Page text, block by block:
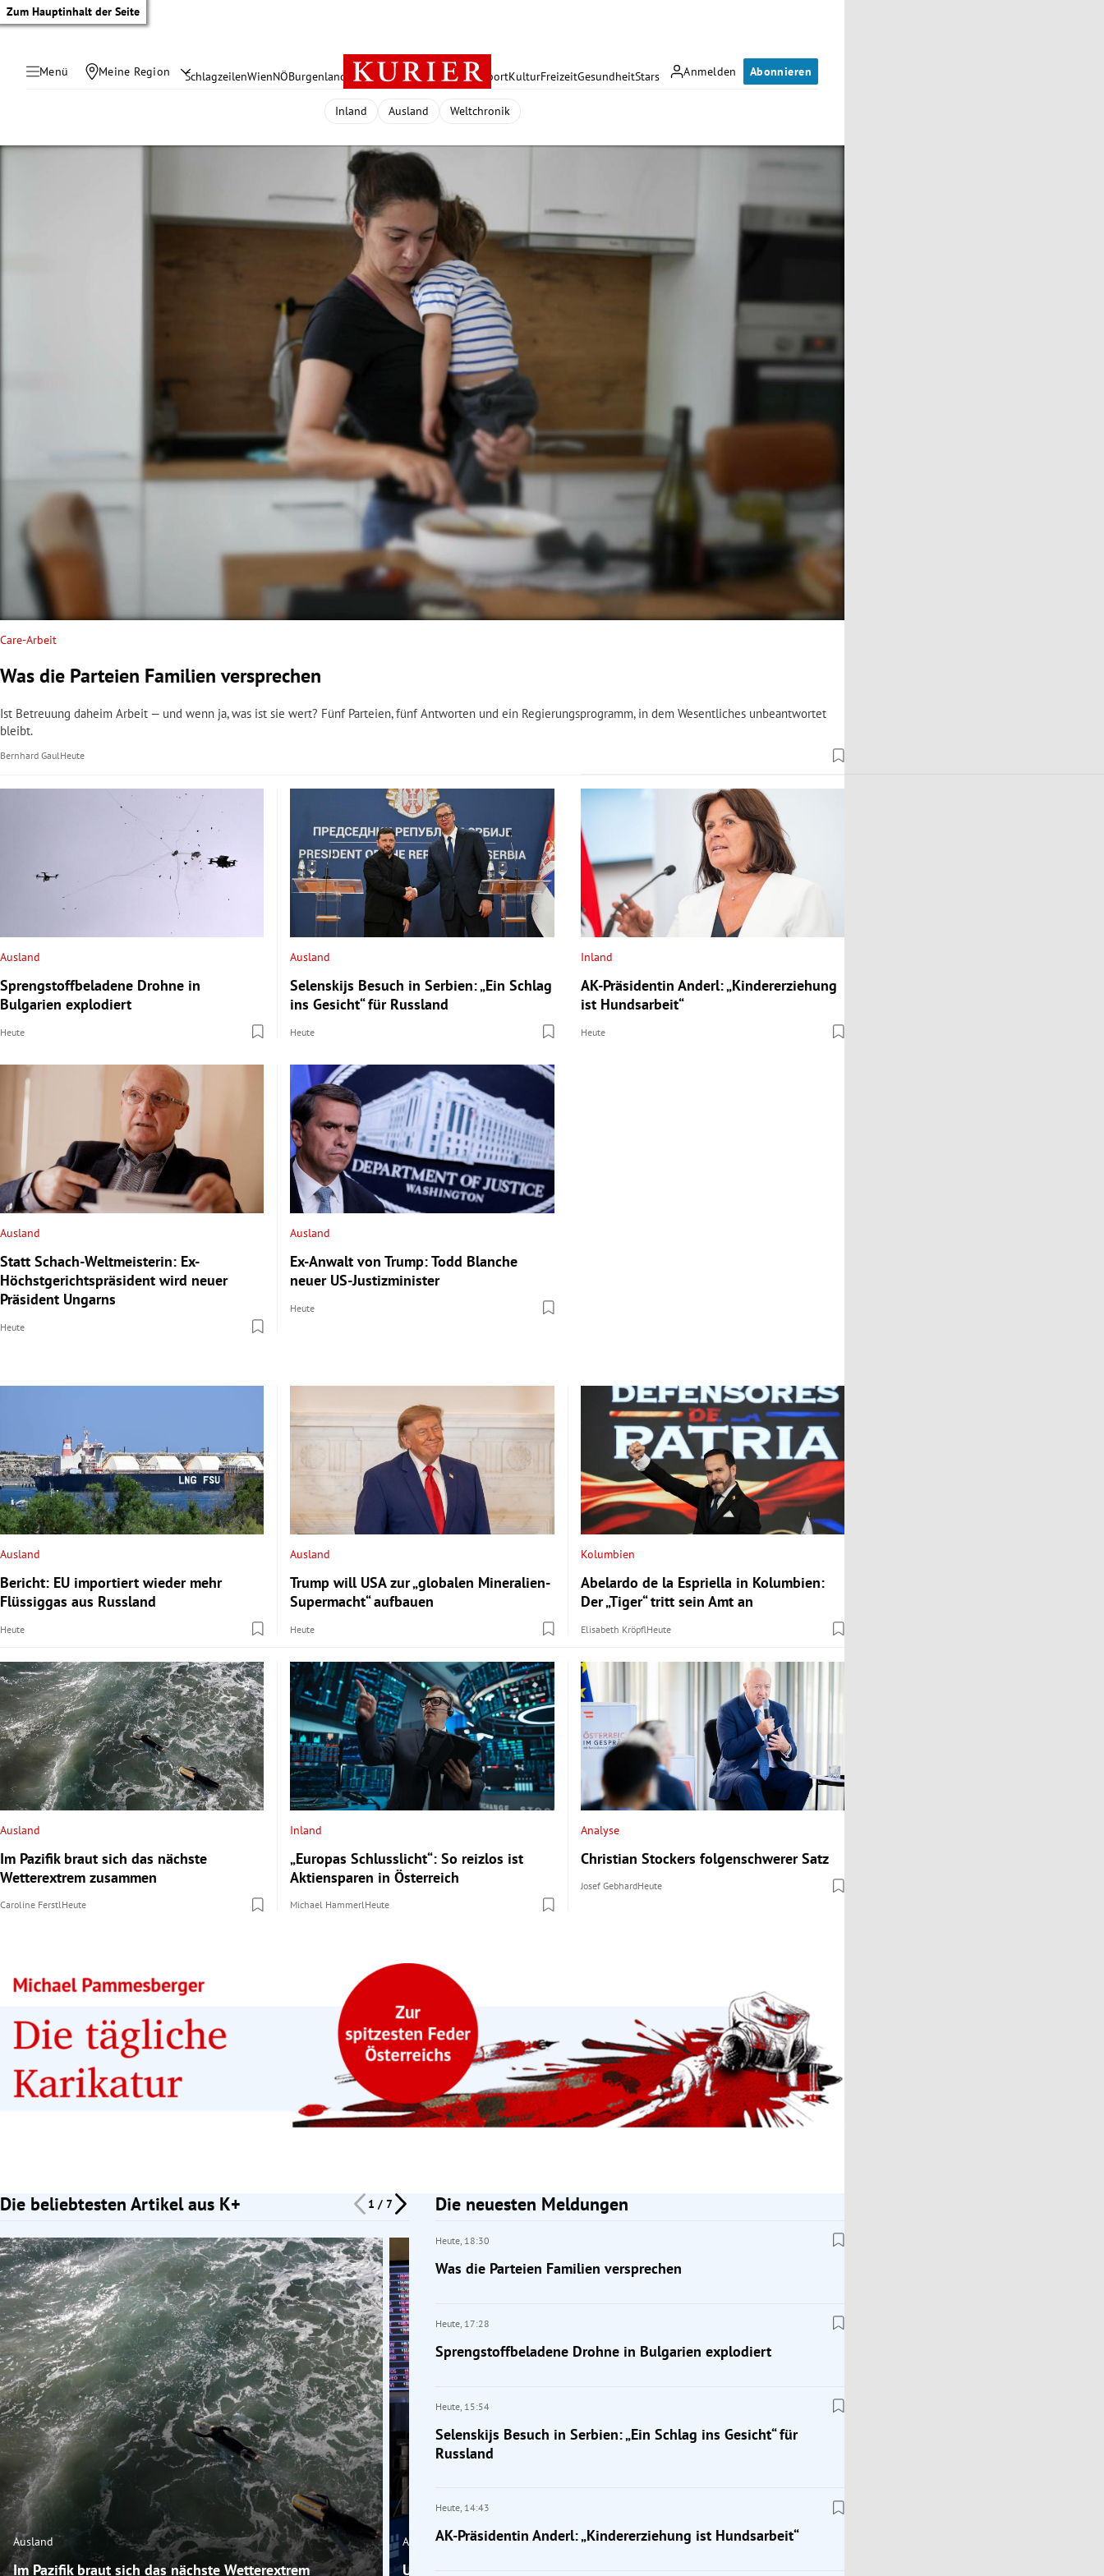
Zum Hauptinhalt der Seite
Menü Meine Region Anmelden Abonnieren
SchlagzeilenWienNÖBurgenland Österreich PolitikWirtschaft SportKulturFreizeitGesundheitStars
Untermenü
Untermenü
Untermenü
Untermenü
Untermenü
Inland Ausland Weltchronik
Care-Arbeit
Was die Parteien Familien versprechen
Ist Betreuung daheim Arbeit — und wenn ja, was ist sie wert? Fünf Parteien, fünf Antworten und ein Regierungsprogramm, in dem Wesentliches unbeantwortet
bleibt.
Bernhard GaulHeute
Ausland
Sprengstoffbeladene Drohne in
Bulgarien explodiert
Heute
Ausland
Selenskijs Besuch in Serbien: „Ein Schlag
ins Gesicht“ für Russland
Heute
Inland
AK-Präsidentin Anderl: „Kindererziehung
ist Hundsarbeit“
Heute
Ausland
Statt Schach-Weltmeisterin: Ex-
Höchstgerichtspräsident wird neuer
Präsident Ungarns
Heute
Ausland
Ex-Anwalt von Trump: Todd Blanche
neuer US-Justizminister
Heute
Ausland
Bericht: EU importiert wieder mehr
Flüssiggas aus Russland
Heute
Ausland
Trump will USA zur „globalen Mineralien-
Supermacht“ aufbauen
Heute
Kolumbien
Abelardo de la Espriella in Kolumbien:
Der „Tiger“ tritt sein Amt an
Elisabeth KröpflHeute
Ausland
Im Pazifik braut sich das nächste
Wetterextrem zusammen
Caroline FerstlHeute
Inland
„Europas Schlusslicht“: So reizlos ist
Aktiensparen in Österreich
Michael HammerlHeute
Analyse
Christian Stockers folgenschwerer Satz
Josef GebhardHeute
Die beliebtesten Artikel aus K+ 1 / 7
Slide 1 von 7
Ausland
Im Pazifik braut sich das nächste Wetterextrem
Ausland
US-Schulden machen nervös: „Dann haben wir die
FPÖ
Die neuesten Meldungen
Heute, 18:30
Was die Parteien Familien versprechen
Heute, 17:28
Sprengstoffbeladene Drohne in Bulgarien explodiert
Heute, 15:54
Selenskijs Besuch in Serbien: „Ein Schlag ins Gesicht“ für
Russland
Heute, 14:43
AK-Präsidentin Anderl: „Kindererziehung ist Hundsarbeit“